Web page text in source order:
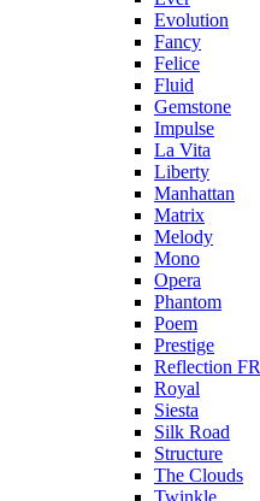
Evolution
Fancy
Felice
Fluid
Gemstone
Impulse
La Vita
Liberty
Manhattan
Matrix
Melody
Mono
Opera
Phantom
Poem
Prestige
Reflection FR
Royal
Siesta
Silk Road
Structure
The Clouds
Twinkle